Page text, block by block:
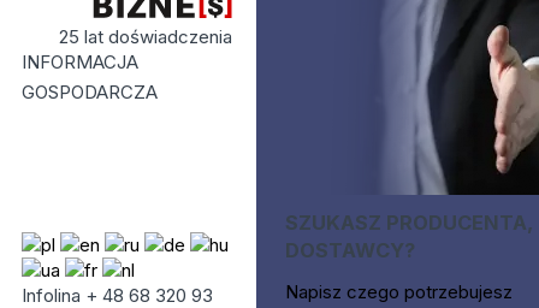
25 lat doświadczenia
INFORMACJA
GOSPODARCZA
Infolina + 48 68 320 93
SZUKASZ PRODUCENTA,
DOSTAWCY?
Napisz czego potrzebujesz